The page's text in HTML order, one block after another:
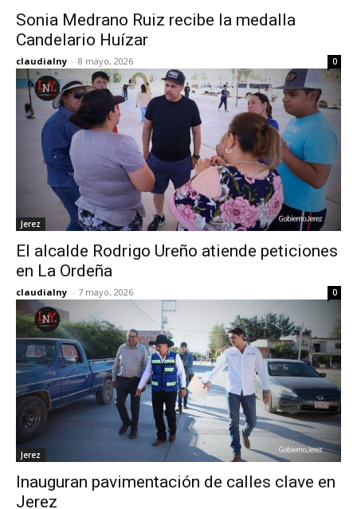
Sonia Medrano Ruiz recibe la medalla
Candelario Huízar
claudialny - 8 mayo, 2026 0
Jerez
El alcalde Rodrigo Ureño atiende peticiones
en La Ordeña
claudialny - 7 mayo, 2026 0
Jerez
Inauguran pavimentación de calles clave en
Jerez